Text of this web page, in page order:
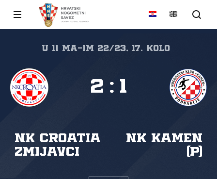
U 11 MA-IM 22/23, 17. kolo
NK Croatia
Zmijavci
NK Kamen
(P)
2 : 1